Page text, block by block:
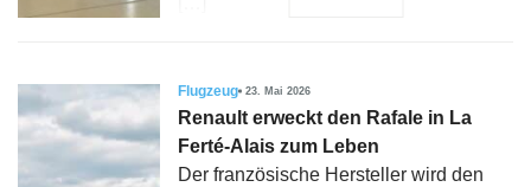
Flugzeug 23. Mai 2026
Renault erweckt den Rafale in La
Ferté-Alais zum Leben
Der französische Hersteller wird den